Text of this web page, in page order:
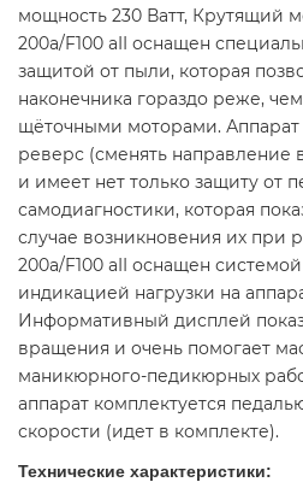
мощность 230 Ватт, Крутящий
200a/F100 aII оснащен
защитой от пыли, которая
наконечника гораздо реже,
щёточными моторами. Аппарат
реверс (сменять направление
и имеет нет только защиту от
самодиагностики, которая
случае возникновения их при
200a/F100 aII оснащен
индикацией нагрузки на
Информативный дисплей
вращения и очень помогает
маникюрного-педикюрных
аппарат комплектуется
скорости (идет в комплекте).
Технические характеристики: